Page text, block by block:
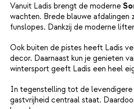
Vanuit Ladis brengt de moderne
wachten. Brede blauwe afdalingen
funslopes. Dankzij de moderne
Ook buiten de pistes heeft Ladis
decor. Daarnaast kun je genieten
wintersport geeft Ladis een heel
In tegenstelling tot de levendigere
gastvrijheid centraal staat.